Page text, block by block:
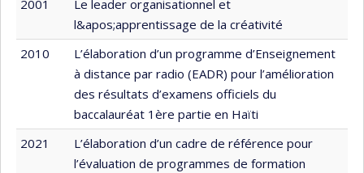
2001
Le leader organisationnel et
l&apos;apprentissage de la créativité
2010
L’élaboration d’un programme d’Enseignement
à distance par radio (EADR) pour l’amélioration
des résultats d’examens officiels du
baccalauréat 1ère partie en Haïti
2021
L’élaboration d’un cadre de référence pour
l’évaluation de programmes de formation